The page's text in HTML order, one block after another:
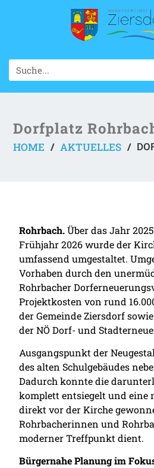
Dorfplatz
HOME / AKTUELLES /
Rohrbach.Über das Jahr
Frühjahr 2026 wurde der
umfassend umgestaltet.
Vorhaben durch den
Rohrbacher
Projektkosten von rund
der Gemeinde Ziersdorf
der NÖ Dorf- und
Ausgangspunkt der
des alten Schulgebäudes
Dadurch konnte die
komplett entsiegelt und eine
direkt vor der Kirche
Rohrbacherinnen und
moderner Treffpunkt dient.
Bürgernahe Planung im